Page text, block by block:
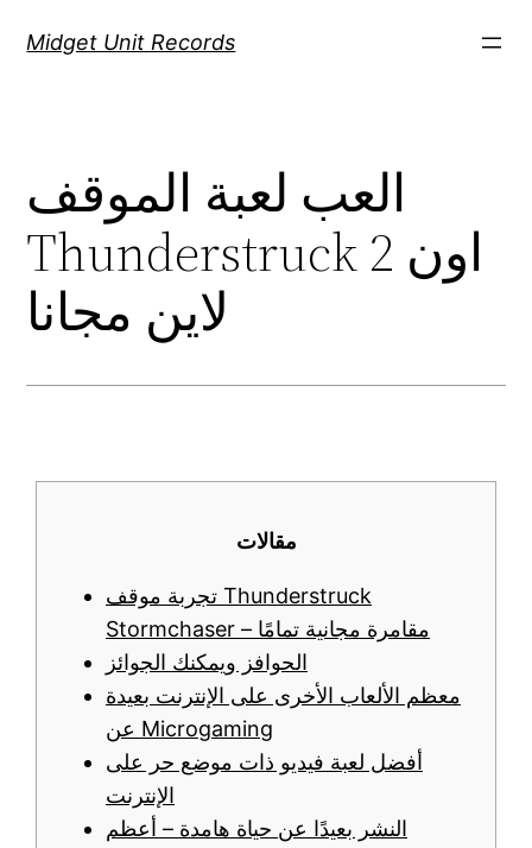
Midget Unit Records
العب لعبة الموقف
Thunderstruck 2 اون
لاين مجانا
مقالات
تجربة موقف Thunderstruck
Stormchaser – مقامرة مجانية تمامًا
الحوافز ويمكنك الجوائز
معظم الألعاب الأخرى على الإنترنت بعيدة
عن Microgaming
أفضل لعبة فيديو ذات موضع حر على
الإنترنت
النشر بعيدًا عن حياة هامدة – أعظم